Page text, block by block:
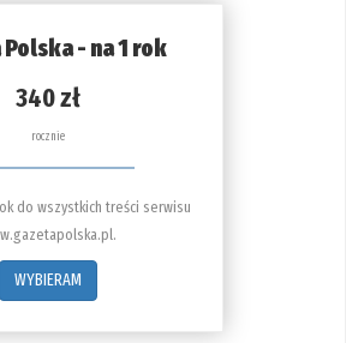
- na 1 rok
340 zł
rocznie
do wszystkich treści serwisu
WYBIERAM